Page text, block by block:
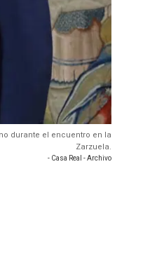
durante el encuentro en la
Zarzuela.
- Casa Real - Archivo